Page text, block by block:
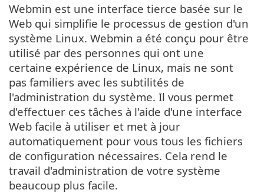
Webmin est une interface tierce basée sur le
Web qui simplifie le processus de gestion d'un
système Linux. Webmin a été conçu pour être
utilisé par des personnes qui ont une
certaine expérience de Linux, mais ne sont
pas familiers avec les subtilités de
l'administration du système. Il vous permet
d'effectuer ces tâches à l'aide d'une interface
Web facile à utiliser et met à jour
automatiquement pour vous tous les fichiers
de configuration nécessaires. Cela rend le
travail d'administration de votre système
beaucoup plus facile.